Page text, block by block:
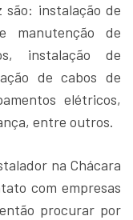
instalação de
manutenção de
instalação de
de cabos de
elétricos,
entre outros.
na Chácara
com empresas
procurar por